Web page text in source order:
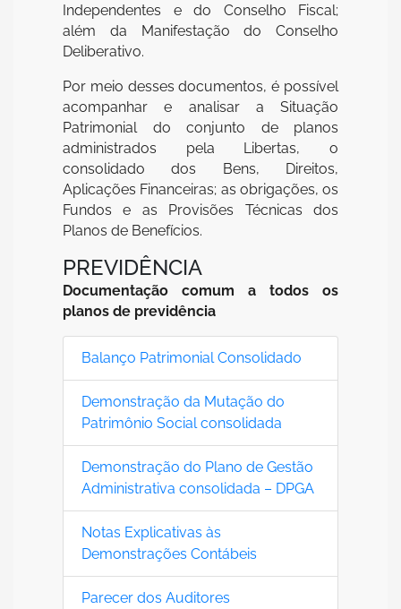
Independentes e do Conselho Fiscal;
além da Manifestação do Conselho
Deliberativo.
Por meio desses documentos, é possível
acompanhar e analisar a Situação
Patrimonial do conjunto de planos
administrados pela Libertas, o
consolidado dos Bens, Direitos,
Aplicações Financeiras; as obrigações, os
Fundos e as Provisões Técnicas dos
Planos de Benefícios.
PREVIDÊNCIA
Documentação comum a todos os
planos de previdência
Balanço Patrimonial Consolidado
Demonstração da Mutação do
Patrimônio Social consolidada
Demonstração do Plano de Gestão
Administrativa consolidada – DPGA
Notas Explicativas às
Demonstrações Contábeis
Parecer dos Auditores